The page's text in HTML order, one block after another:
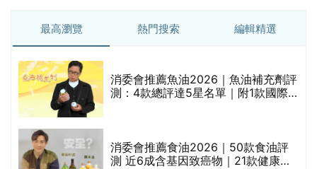
最高瀏覽 熱門搜索 編輯精選
消委會推薦魚油2026｜魚油補充劑評
測：4款總評達5星名單｜附1款國際
消委會推薦食油2026｜50款食油評
測 近6成含基因致癌物｜21款健康煮